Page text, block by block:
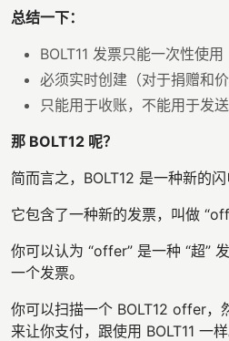
总结一下：
BOLT11 发票只能一次性使用
必须实时创建（对于捐赠和价
只能用于收账，不能用于发送
那 BOLT12 呢？
简而言之，BOLT12 是一种新的闪
它包含了一种新的发票，叫做
你可以认为 “offer” 是一种 “超”
一个发票。
你可以扫描一个 BOLT12 offer，
来让你支付，跟使用 BOLT11 一